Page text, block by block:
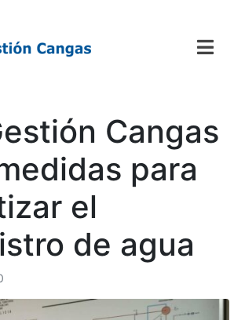
Cangas
para
el
de agua